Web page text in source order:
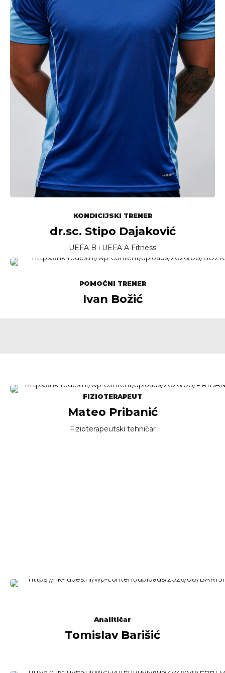
KONDICIJSKI TRENER
dr.sc. Stipo Dajaković
UEFA B i UEFA A Fitness
POMOĆNI TRENER
Ivan Božić
FIZIOTERAPEUT
Mateo Pribanić
Fizioterapeutski tehničar
Analitičar
Tomislav Barišić